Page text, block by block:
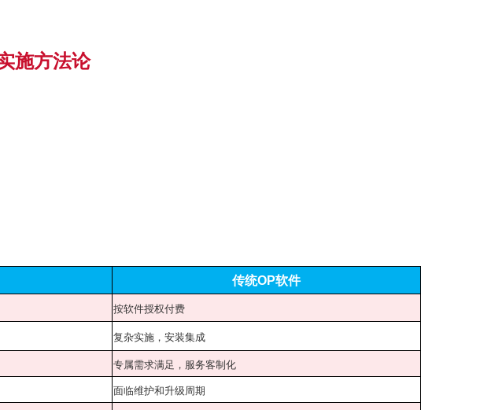
施方法论
传统OP软件
按软件授权付费
复杂实施，安装集成
专属需求满足，服务客制化
面临维护和升级周期